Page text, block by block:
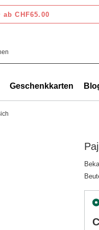
ab CHF65.00
Geschenkkarten